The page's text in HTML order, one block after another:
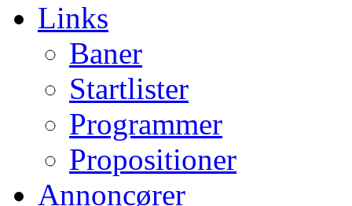
Links
Baner
Startlister
Programmer
Propositioner
Annoncører